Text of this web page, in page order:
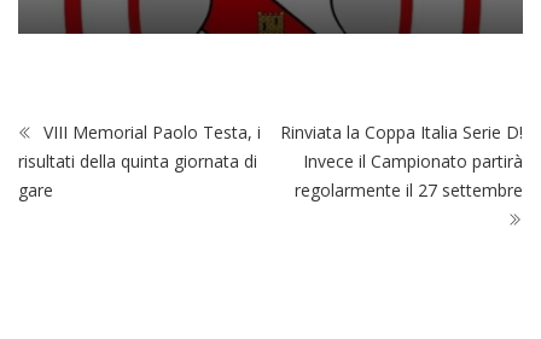
VIII Memorial Paolo Testa, i
risultati della quinta giornata di
gare
Rinviata la Coppa Italia Serie D!
Invece il Campionato partirà
regolarmente il 27 settembre